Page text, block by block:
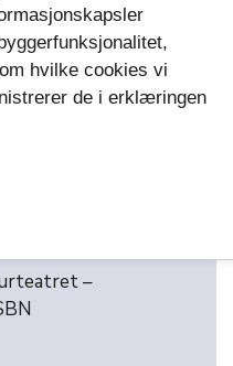
om
figurteaters
annen kant.
– sakprosa
–
hvilke cookies vi
de i erklæringen